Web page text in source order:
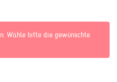
Wähle bitte die gewünschte